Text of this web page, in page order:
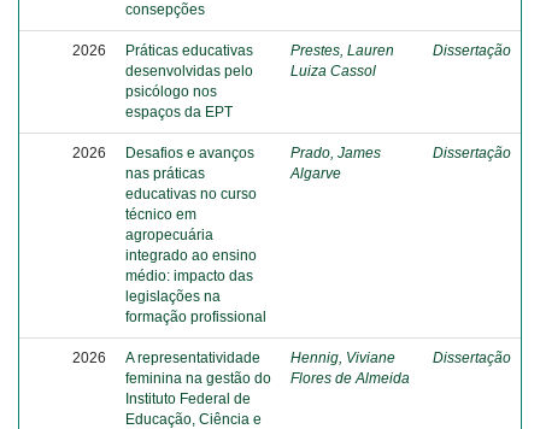
consepções
2026
Práticas educativas
desenvolvidas pelo
psicólogo nos
espaços da EPT
Prestes, Lauren
Luiza Cassol
Dissertação
2026
Desafios e avanços
nas práticas
educativas no curso
técnico em
agropecuária
integrado ao ensino
médio: impacto das
legislações na
formação profissional
Prado, James
Algarve
Dissertação
2026
A representatividade
feminina na gestão do
Instituto Federal de
Educação, Ciência e
Hennig, Viviane
Flores de Almeida
Dissertação